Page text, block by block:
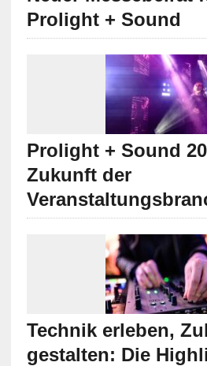
Prolight + Sound
Prolight + Sound
Zukunft der
Technik erleben,
gestalten: Die